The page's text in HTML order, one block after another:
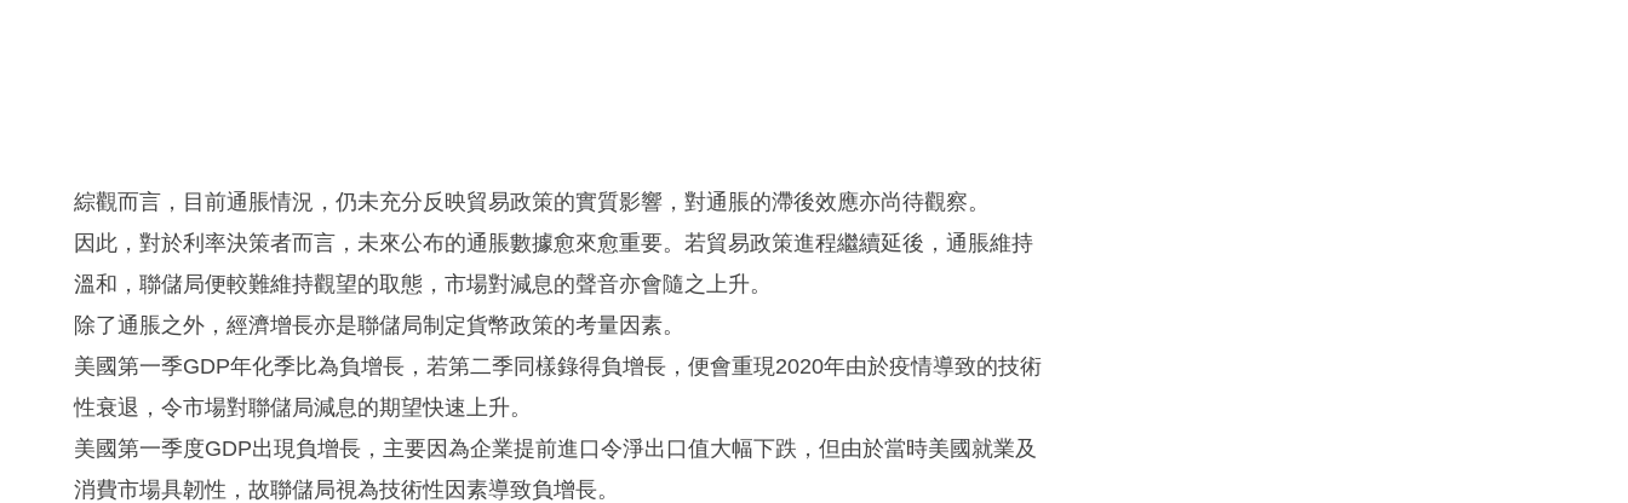
綜觀而言，目前通脹情況，仍未充分反映貿易政策的實質影響，對通脹的滯後效應亦尚待觀察。
因此，對於利率決策者而言，未來公布的通脹數據愈來愈重要。若貿易政策進程繼續延後，通脹維持
溫和，聯儲局便較難維持觀望的取態，市場對減息的聲音亦會隨之上升。
除了通脹之外，經濟增長亦是聯儲局制定貨幣政策的考量因素。
美國第一季GDP年化季比為負增長，若第二季同樣錄得負增長，便會重現2020年由於疫情導致的技術
性衰退，令市場對聯儲局減息的期望快速上升。
美國第一季度GDP出現負增長，主要因為企業提前進口令淨出口值大幅下跌，但由於當時美國就業及
消費市場具韌性，故聯儲局視為技術性因素導致負增長。